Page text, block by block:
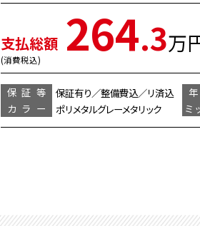
支払総額
(消費税込) 264.3万
保証等 保証有り／整備費込／リ済込
カラー
ポリメタルグレーメタリック ミ